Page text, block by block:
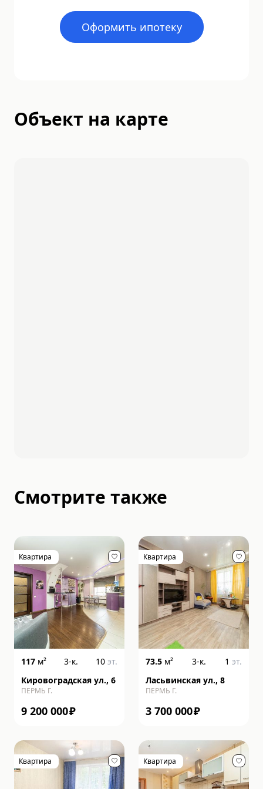
Оформить ипотеку
Объект на карте
Смотрите также
Квартира
117 м² 3-к. 10 эт.
Кировоградская ул., 6
ПЕРМЬ Г.
9 200 000₽
Квартира
73.5 м² 3-к. 1 эт.
Ласьвинская ул., 8
ПЕРМЬ Г.
3 700 000₽
Квартира Квартира